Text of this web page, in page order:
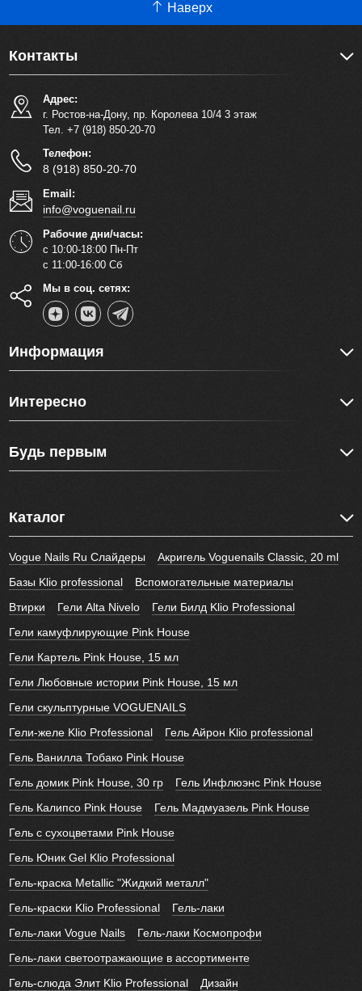
Наверх
Контакты
Адрес:
г. Ростов-на-Дону, пр. Королева 10/4 3 этаж
Тел. +7 (918) 850-20-70
Телефон:
8 (918) 850-20-70
Email:
info@voguenail.ru
Рабочие дни/часы:
с 10:00-18:00 Пн-Пт
с 11:00-16:00 Сб
Мы в соц. сетях:
Информация
Интересно
Будь первым
Каталог
Vogue Nails Ru Слайдеры
Акригель Voguenails Classic, 20 ml
Базы Klio professional
Вспомогательные материалы
Втирки
Гели Alta Nivelo
Гели Билд Klio Professional
Гели камуфлирующие Pink House
Гели Картель Pink House, 15 мл
Гели Любовные истории Pink House, 15 мл
Гели скульптурные VOGUENAILS
Гели-желе Klio Professional
Гель Айрон Klio professional
Гель Ванилла Тобако Pink House
Гель домик Pink House, 30 гр
Гель Инфлюэнс Pink House
Гель Калипсо Pink House
Гель Мадмуазель Pink House
Гель с сухоцветами Pink House
Гель Юник Gel Klio Professional
Гель-краска Metallic "Жидкий металл"
Гель-краски Klio Professional
Гель-лаки
Гель-лаки Vogue Nails
Гель-лаки Космопрофи
Гель-лаки светоотражающие в ассортименте
Гель-слюда Элит Klio Professional
Дизайн